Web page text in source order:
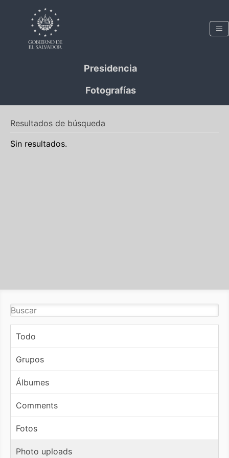
Presidencia
Fotografías
Resultados de búsqueda
Sin resultados.
Todo
Grupos
Álbumes
Comments
Fotos
Photo uploads